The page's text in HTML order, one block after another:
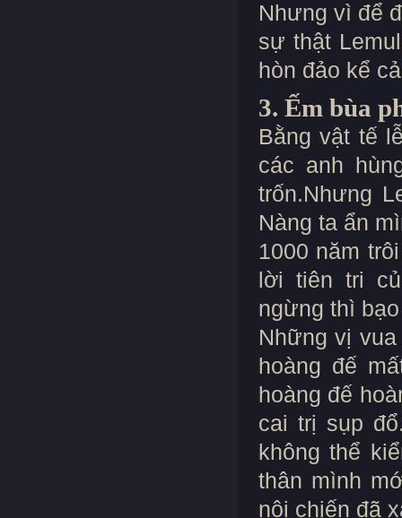
Nhưng vì để
sự thật
hòn đảo kể
3. Ếm bùa
Bằng vật tế
các anh
trốn.Nhưng
Nàng ta ẩn
1000 năm
lời tiên tri
ngừng thì
Những vị
hoàng đế
hoàng đế
cai trị sụp
không thể
thân mình
nội chiến đã